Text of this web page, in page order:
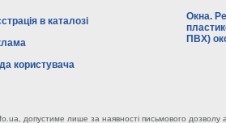
в каталозі
користувача
Окна.
ПВХ)
допустиме лише за наявності письмового дозволу